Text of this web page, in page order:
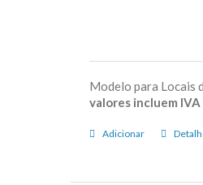
Modelo para Locais
valores incluem IVA
Adicionar